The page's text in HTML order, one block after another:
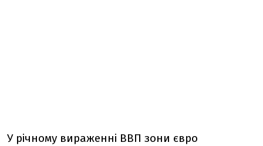
У річному вираженні ВВП зони євро